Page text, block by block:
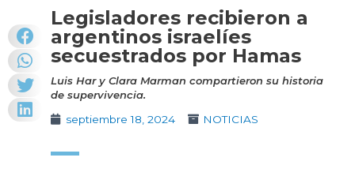
Legisladores recibieron a
argentinos israelíes
secuestrados por Hamas
Luis Har y Clara Marman compartieron su historia
de supervivencia.
septiembre 18, 2024
NOTICIAS